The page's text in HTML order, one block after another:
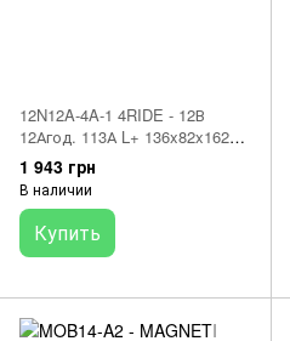
12N12A-4A-1 4RIDE - 12В
12Агод. 113А L+ 136x82x162
мм Аккумуляторная батарея
мото
1 943 грн
В наличии
Купить